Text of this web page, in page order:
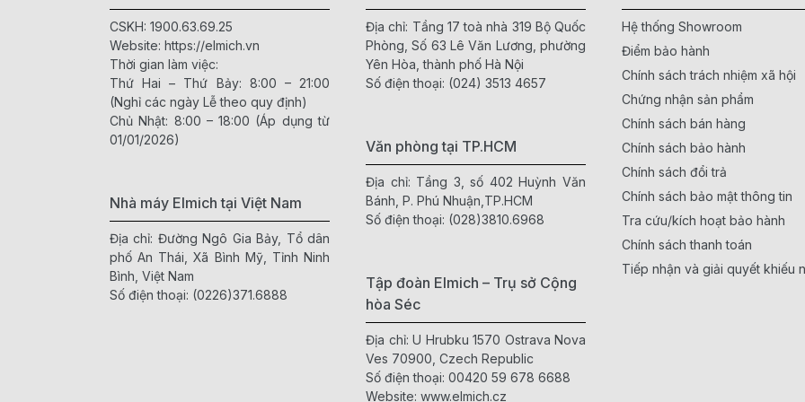
CSKH: 1900.63.69.25
Website: https://elmich.vn
Thời gian làm việc:
Thứ Hai – Thứ Bảy: 8:00 – 21:00
(Nghỉ các ngày Lễ theo quy định)
Chủ Nhật: 8:00 – 18:00 (Áp dụng từ
01/01/2026)
Nhà máy Elmich tại Việt Nam
Địa chỉ: Đường Ngô Gia Bảy, Tổ dân
phố An Thái, Xã Bình Mỹ, Tỉnh Ninh
Bình, Việt Nam
Số điện thoại: (0226)371.6888
Địa chỉ: Tầng 17 toà nhà 319 Bộ Quốc
Phòng, Số 63 Lê Văn Lương, phường
Yên Hòa, thành phố Hà Nội
Số điện thoại: (024) 3513 4657
Văn phòng tại TP.HCM
Địa chỉ: Tầng 3, số 402 Huỳnh Văn
Bánh, P. Phú Nhuận,TP.HCM
Số điện thoại: (028)3810.6968
Tập đoàn Elmich – Trụ sở Cộng
hòa Séc
Địa chỉ: U Hrubku 1570 Ostrava Nova
Ves 70900, Czech Republic
Số điện thoại: 00420 59 678 6688
Website: www.elmich.cz
Hệ thống Showroom
Điểm bảo hành
Chính sách trách nhiệm xã hội
Chứng nhận sản phẩm
Chính sách bán hàng
Chính sách bảo hành
Chính sách đổi trả
Chính sách bảo mật thông tin
Tra cứu/kích hoạt bảo hành
Chính sách thanh toán
Tiếp nhận và giải quyết khiếu